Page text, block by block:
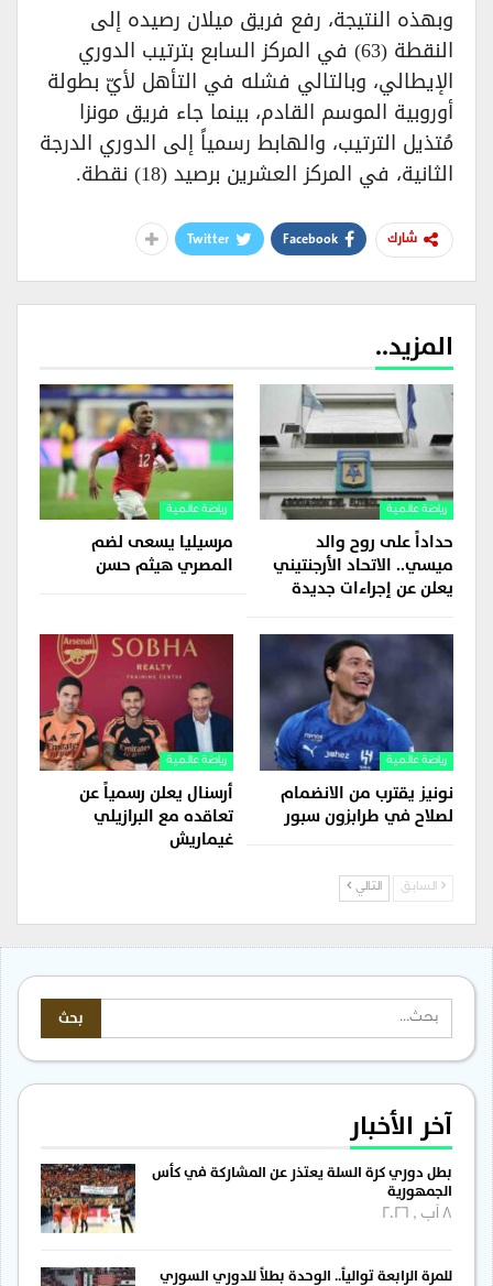
وبهذه النتيجة، رفع فريق ميلان رصيده إلى
النقطة (63) في المركز السابع بترتيب الدوري
الإيطالي، وبالتالي فشله في التأهل لأيّ بطولة
أوروبية الموسم القادم، بينما جاء فريق مونزا
مُتذيل الترتيب، والهابط رسمياً إلى الدوري الدرجة
الثانية، في المركز العشرين برصيد (18) نقطة.
شارك Facebook
Twitter
المزيد..
رياضة عالمية
حداداً على روح والد
ميسي.. الاتحاد الأرجنتيني
يعلن عن إجراءات جديدة
رياضة عالمية
مرسيليا يسعى لضم
المصري هيثم حسن
رياضة عالمية
نونيز يقترب من الانضمام
لصلاح في طرابزون سبور
رياضة عالمية
أرسنال يعلن رسمياً عن
تعاقده مع البرازيلي
غيماريش
السابق التالي
آخر الأخبار
بطل دوري كرة السلة يعتذر عن المشاركة في كأس
الجمهورية
للمرة الرابعة توالياً.. الوحدة بطلاً للدوري السوري